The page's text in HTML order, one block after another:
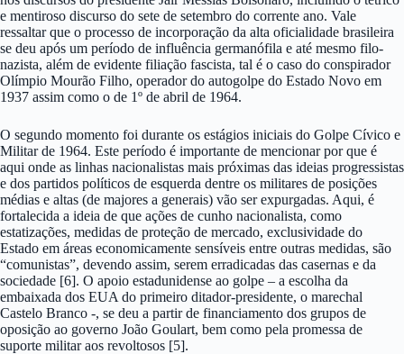
e mentiroso discurso do sete de setembro do corrente ano. Vale
ressaltar que o processo de incorporação da alta oficialidade brasileira
se deu após um período de influência germanófila e até mesmo filo-
nazista, além de evidente filiação fascista, tal é o caso do conspirador
Olímpio Mourão Filho, operador do autogolpe do Estado Novo em
1937 assim como o de 1º de abril de 1964.
O segundo momento foi durante os estágios iniciais do Golpe Cívico e
Militar de 1964. Este período é importante de mencionar por que é
aqui onde as linhas nacionalistas mais próximas das ideias progressistas
e dos partidos políticos de esquerda dentre os militares de posições
médias e altas (de majores a generais) vão ser expurgadas. Aqui, é
fortalecida a ideia de que ações de cunho nacionalista, como
estatizações, medidas de proteção de mercado, exclusividade do
Estado em áreas economicamente sensíveis entre outras medidas, são
“comunistas”, devendo assim, serem erradicadas das casernas e da
sociedade [6]. O apoio estadunidense ao golpe – a escolha da
embaixada dos EUA do primeiro ditador-presidente, o marechal
Castelo Branco -, se deu a partir de financiamento dos grupos de
oposição ao governo João Goulart, bem como pela promessa de
suporte militar aos revoltosos [5].